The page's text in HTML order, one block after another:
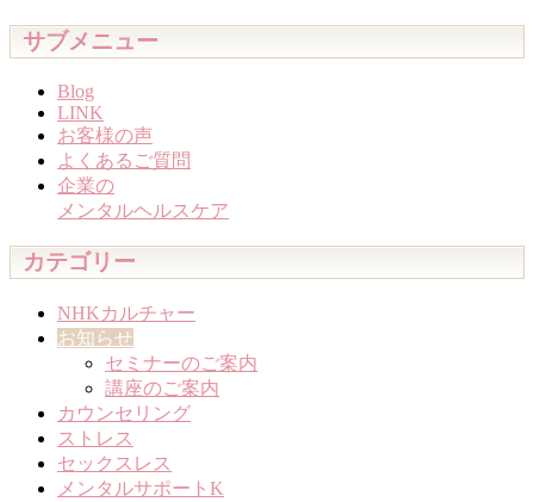
サブメニュー
Blog
LINK
お客様の声
よくあるご質問
企業の
メンタルヘルスケア
カテゴリー
NHKカルチャー
お知らせ
セミナーのご案内
講座のご案内
カウンセリング
ストレス
セックスレス
メンタルサポートK